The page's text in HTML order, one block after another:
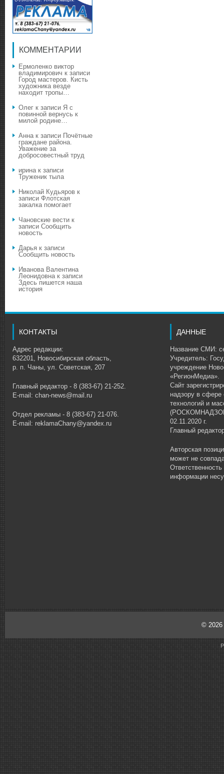
КОММЕНТАРИИ
Ермоленко виктор
владимирович к записи
Город мастеров. Кисть
художника везде
находит тропы…
Олег к записи Я с
повинной вернусь к
милой родине…
Аннак записи Почётные
граждане района.
Уважение за
добросовестный труд
иринак записи
Труженик тыла
Николай Кудьяров к
записи Флотская
закалка помогает
Чановские вести к
записи Сообщить
новость
Дарья к записи
Сообщить новость
Иванова Валентина
Леонидовнак записи
Здесь пишется наша
история
КОНТАКТЫ
Адрес редакции:
632201, Новосибирская область,
р. п. Чаны, ул. Советская, 207
Главный редактор - 8 (383-67) 21-252.
E-mail: chan-news@mail.ru
Отдел рекламы - 8 (383-67) 21-076.
E-mail: reklamaChany@yandex.ru
ДАННЫЕ
Название СМИ:
Учредитель:
учреждение
«РегионМедиа».
Сайт
надзору в
технологий и
02.11.2020 г.
Главный
Авторская
может не
информации
© 2026